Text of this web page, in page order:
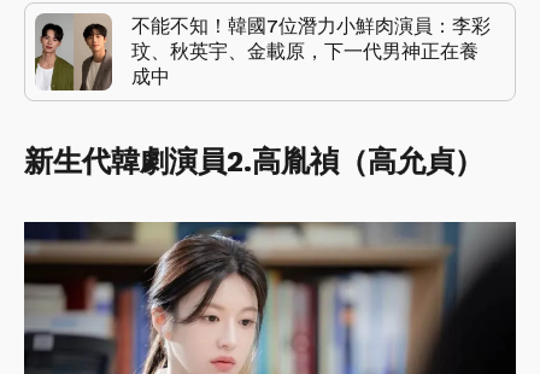
不能不知！韓國7位潛力小鮮肉演員：李彩
玟、秋英宇、金載原，下一代男神正在養
成中
新生代韓劇演員2.高胤禎（高允貞）